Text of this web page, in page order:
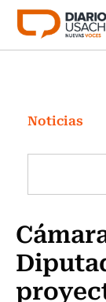
Click acá para
Investigación
Cultura
Programas
Noticias